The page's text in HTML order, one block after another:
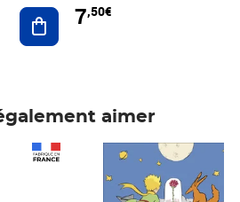
Ajouter au panier
7,50€
aimer
Prix 7,50€